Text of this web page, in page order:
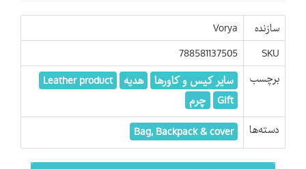
سازنده
Vorya
SKU
788581137505
برچسب
سایر کیس و کاورها هدیه
Leather product
Gift
چرم
دسته‌ها Bag, Backpack & cover